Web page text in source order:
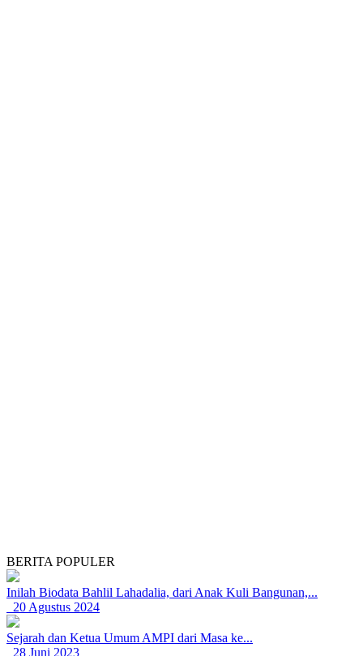
BERITA POPULER
Inilah Biodata Bahlil Lahadalia, dari Anak Kuli Bangunan,...
20 Agustus 2024
Sejarah dan Ketua Umum AMPI dari Masa ke...
28 Juni 2023